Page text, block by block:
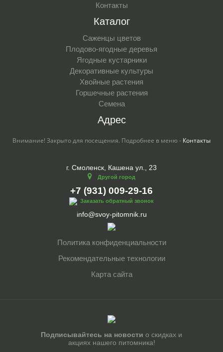
Контакты
Каталог
Саженцы цветов
Плодово-ягодные деревья
Ягодные кустарники
Декоративные культуры
Хвойные растения
Горшечные растения
Семена
Адрес
Внимание! Закрыто для посещения. Подробнее в меню - Контакты
г. Смоленск, Кашена ул., 23
Другой город
+7 (931) 009-29-16
Заказать обратный звонок
info@svoy-pitomnik.ru
Политика конфиденциальности
Рекомендательные технологии
Карта сайта
Подписывайтесь на новости о скидках и
акциях нашего питомника!